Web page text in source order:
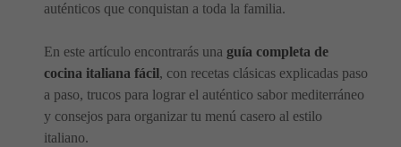
auténticos que conquistan a toda la familia.
En este artículo encontrarás una guía completa de
cocina italiana fácil, con recetas clásicas explicadas paso
a paso, trucos para lograr el auténtico sabor mediterráneo
y consejos para organizar tu menú casero al estilo
italiano.